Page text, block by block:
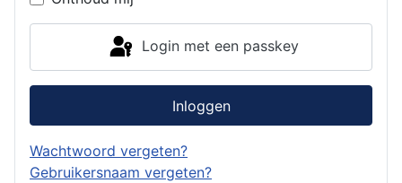
Login met een passkey
Inloggen
Wachtwoord vergeten?
Gebruikersnaam vergeten?